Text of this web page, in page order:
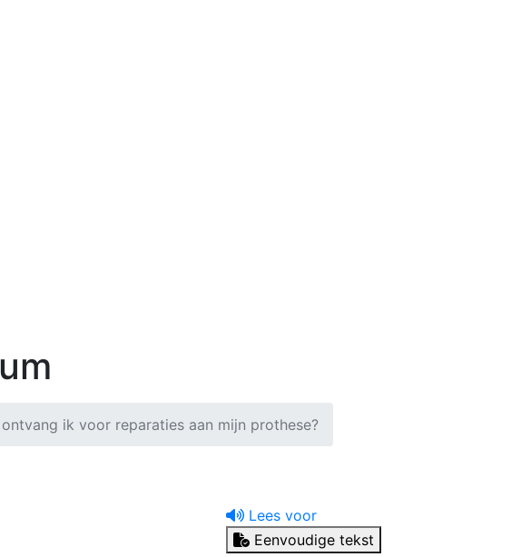
ik voor reparaties aan mijn prothese?
Lees voor
Eenvoudige tekst